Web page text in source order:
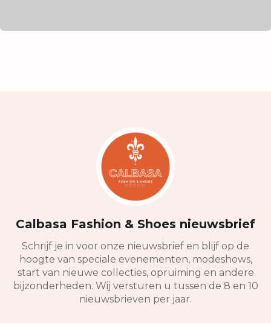
Calbasa Fashion & Shoes nieuwsbrief
Schrijf je in voor onze nieuwsbrief en blijf op de
hoogte van speciale evenementen, modeshows,
start van nieuwe collecties, opruiming en andere
bijzonderheden. Wij versturen u tussen de 8 en 10
nieuwsbrieven per jaar.